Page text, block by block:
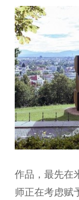
作品，最先在
师正在考虑赋